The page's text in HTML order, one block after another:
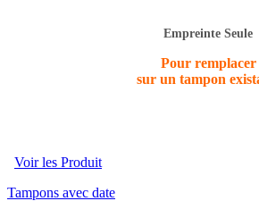
Empreinte Seule
Pour remplacer
sur un tampon
Voir les Produit
Tampons avec date